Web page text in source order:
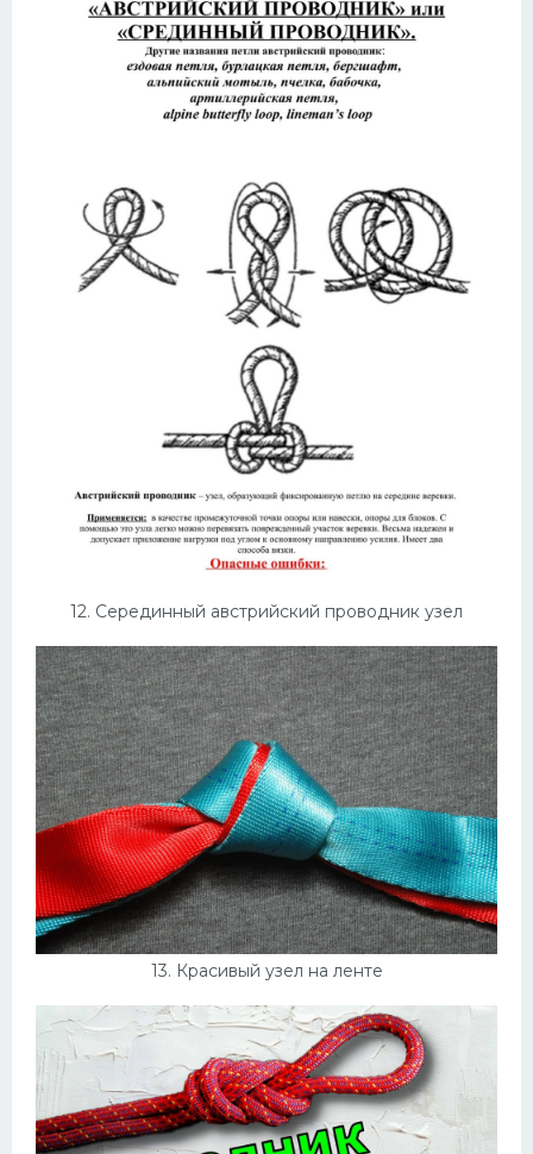
12. Серединный австрийский проводник узел
13. Красивый узел на ленте